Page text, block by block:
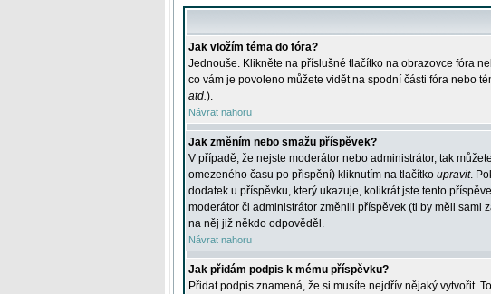
Jak vložím téma do fóra?
Jednouše. Klikněte na příslušné tlačítko na obrazovce fóra
co vám je povoleno můžete vidět na spodní části fóra nebo
atd.).
Návrat nahoru
Jak změním nebo smažu příspěvek?
V případě, že nejste moderátor nebo administrátor, tak
omezeného času po přispění) kliknutím na tlačítko upravit.
dodatek u příspěvku, který ukazuje, kolikrát jste tento
moderátor či administrátor změnili příspěvek (ti by měli sami
na něj již někdo odpověděl.
Návrat nahoru
Jak přidám podpis k mému příspěvku?
Přidat podpis znamená, že si musíte nejdřív nějaký vytvořit.